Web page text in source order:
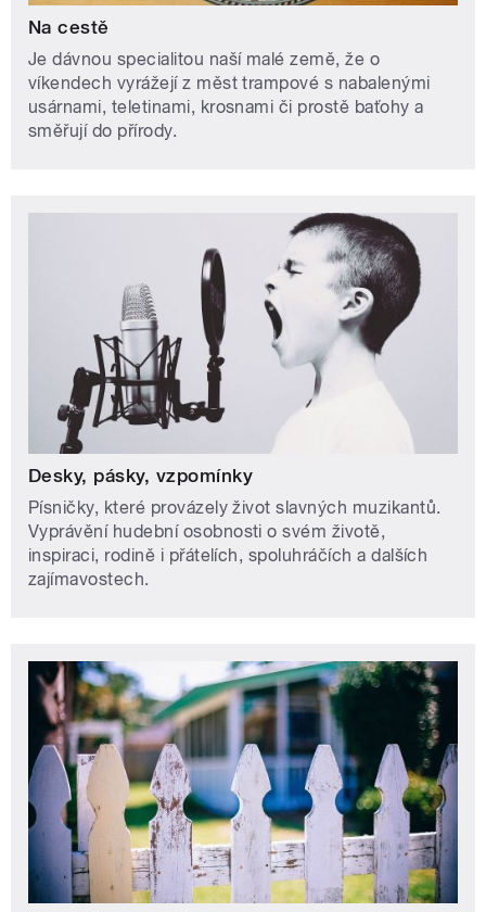
Na cestě
Je dávnou specialitou naší malé země, že o
víkendech vyrážejí z měst trampové s nabalenými
usárnami, teletinami, krosnami či prostě baťohy a
směřují do přírody.
Desky, pásky, vzpomínky
Písničky, které provázely život slavných muzikantů.
Vyprávění hudební osobnosti o svém životě,
inspiraci, rodině i přátelích, spoluhráčích a dalších
zajímavostech.